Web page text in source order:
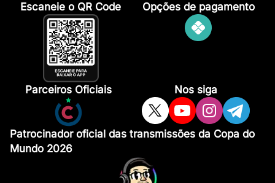
Escaneie o QR Code Opções de pagamento
Parceiros Oficiais Nos siga
Patrocinador oficial das transmissões da Copa do
Mundo 2026